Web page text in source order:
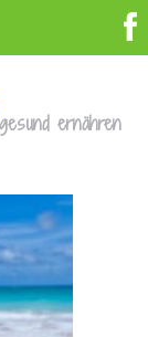
ernähren